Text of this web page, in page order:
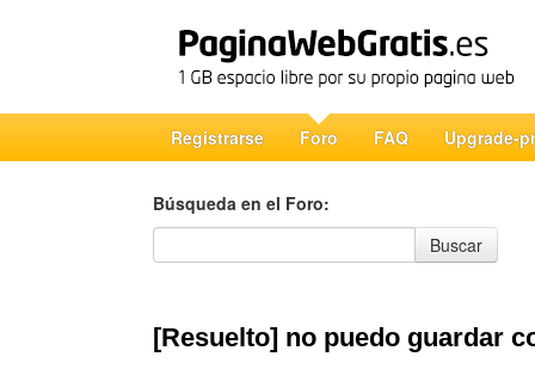
Registrarse Foro FAQ Upgrade-
Búsqueda en el Foro:
Búsqueda en el Foro
Buscar
[Resuelto] no puedo guardar